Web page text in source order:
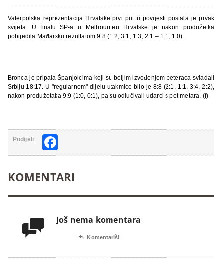
Vaterpolska reprezentacija Hrvatske prvi put u povijesti postala je prvak
svijeta. U finalu SP-a u Melbourneu Hrvatske je nakon produžetka
pobijedila Mađarsku rezultatom 9:8 (1:2, 3:1, 1:3, 2:1 – 1:1, 1:0).
Bronca je pripala Španjolcima koji su boljim izvođenjem peteraca svladali
Srbiju 18:17. U "regularnom" dijelu utakmice bilo je 8:8 (2:1, 1:1, 3:4, 2:2),
nakon produžetaka 9:9 (1:0, 0:1), pa su odlučivali udarci s pet metara. (f)
Podijeli
KOMENTARI
 Još nema komentara
 Komentariši